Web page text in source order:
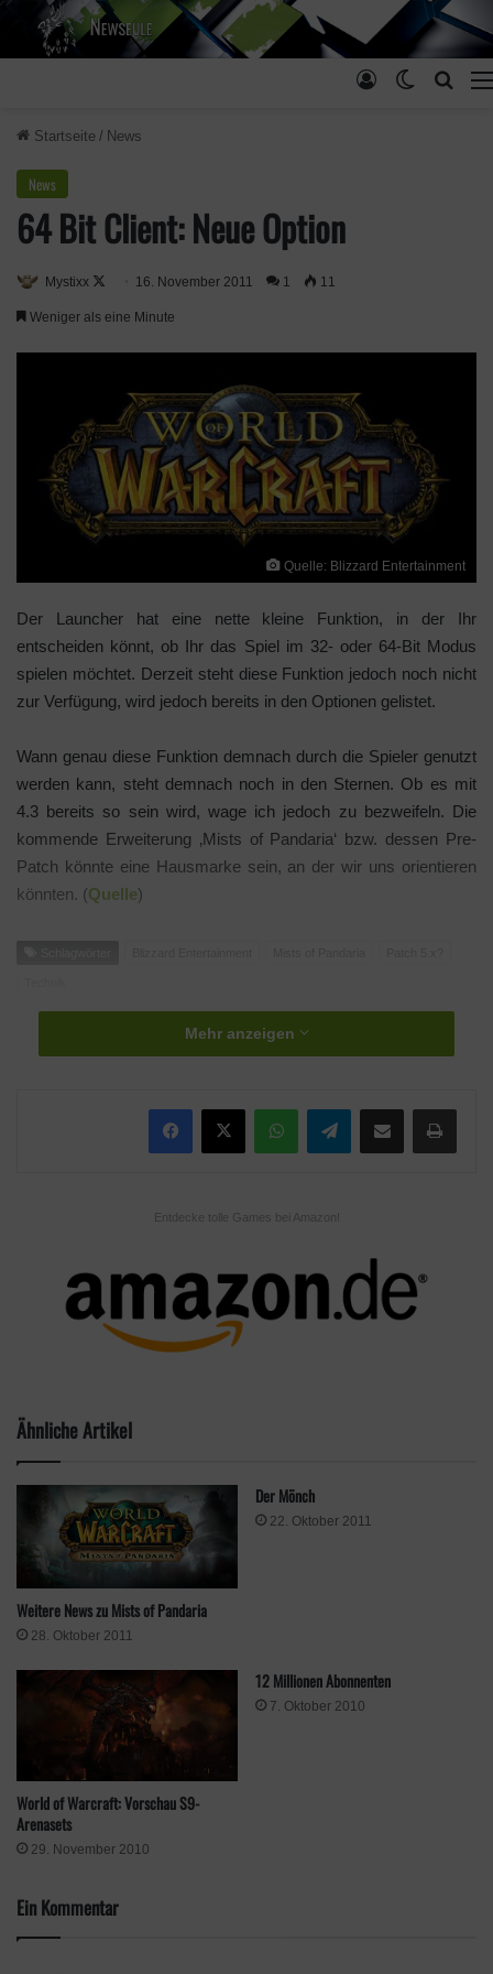
Skin
Anmelden
Startseite / News
News
64 Bit Client: Neue Option
Mystixx
o
n
X
16. November 2011 1 11
Weniger als eine Minute
Quelle: Blizzard Entertainment
Der Launcher hat eine nette kleine Funktion, in der Ihr
entscheiden könnt, ob Ihr das Spiel im 32- oder 64-Bit Modus
spielen möchtet. Derzeit steht diese Funktion jedoch noch nicht
zur Verfügung, wird jedoch bereits in den Optionen gelistet.
Wann genau diese Funktion demnach durch die Spieler genutzt
werden kann, steht demnach noch in den Sternen. Ob es mit
4.3 bereits so sein wird, wage ich jedoch zu bezweifeln. Die
kommende Erweiterung ‚Mists of Pandaria‘ bzw. dessen Pre-
Patch könnte eine Hausmarke sein, an der wir uns orientieren
könnten. (Quelle)
Mehr anzeigen
Telegram
Entdecke tolle Games bei Amazon!
Ähnliche Artikel
Weitere News zu Mists of Pandaria
28. Oktober 2011
Der Mönch
22. Oktober 2011
World of Warcraft: Vorschau S9-
Arenasets
29. November 2010
12 Millionen Abonnenten
7. Oktober 2010
Ein Kommentar